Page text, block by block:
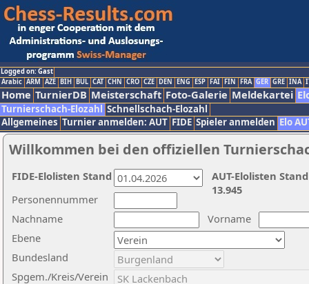
Logged on: Gast
Arabic ARM AZE BIH BUL CAT CHN CRO CZE DEN ENG ESP FAI FIN FRA GER GRE INA
Home TurnierDB Meisterschaft Foto-Galerie Meldekartei
Turnierschach-Elozahl Schnellschach-Elozahl
Allgemeines Turnier anmelden: AUT FIDE Spieler anmelden Elo
Willkommen bei den offiziellen
Nachname
Vorname
Ebene
Personennummer
Bundesland
Spgem./Kreis/Verein
AUT-Elolisten
13.945
FIDE-Elolisten Stand